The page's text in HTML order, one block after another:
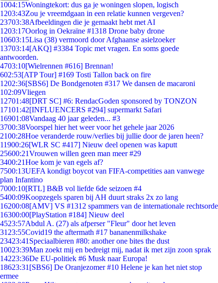
1004:15Woningtekort: dus ga je woningen slopen, logisch
1203:43Zou je vreemdgaan in een relatie kunnen vergeven?
23703:38Afbeeldingen die je gemaakt hebt met AI
1203:17Oorlog in Oekraïne #1318 Drone baby drone
10603:15Lisa (38) vermoord door Afghaanse asielzoeker
13703:14[AKQ] #3384 Topic met vragen. En soms goede
antwoorden.
4703:10[Wielrennen #616] Brennan!
602:53[ATP Tour] #169 Tosti Tallon back on fire
1202:36[SBS6] De Bondgenoten #317 We dansen de macaroni
102:09Vliegen
12701:48[DRT SC] #6: RendacGoden sponsored by TONZON
17101:42[INFLUENCERS #294] supermarkt Safari
16901:08Vandaag 40 jaar geleden... #3
3700:38Voorspel hier het weer voor het gehele jaar 2026
2100:28Hoe veranderde rouw/verlies bij jullie door de jaren heen?
11900:26[WLR SC #417] Nieuw deel openen was kaputt
25600:21Vrouwen willen geen man meer #29
3400:21Hoe kom je van egels af?
7500:13UEFA kondigt boycot van FIFA-competities aan vanwege
plan Infantino
7000:10[RTL] B&B vol liefde 6de seizoen #4
5400:09Koopzegels sparen bij AH duurt straks 2x zo lang
16200:08[AMV] VS #1312 spammers van de internationale rechtsorde
16300:00[PlayStation #184] Nieuw deel
4523:57Abdul A. (27) als afperser "Fleur" door het leven
31 23:55Covid19 the aftermath #17 bananenmilkshake
23423:41 Speciaalbieren #80: another one bites the dust
10023:39Man zoekt mij en bedreigt mij, nadat ik met zijn zoon sprak
14223:36De EU-politiek #6 Musk naar Europa!
18623:31 [SBS6] De Oranjezomer #10 Helene je kan het niet stop
ermee